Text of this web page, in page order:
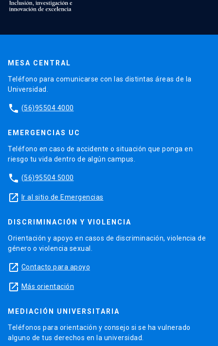
MESA CENTRAL
Teléfono para comunicarse con las distintas áreas de la
Universidad.
phone (56)95504 4000
EMERGENCIAS UC
Teléfono en caso de accidente o situación que ponga en
riesgo tu vida dentro de algún campus.
phone (56)95504 5000
launch Ir al sitio de Emergencias
DISCRIMINACIÓN Y VIOLENCIA
Orientación y apoyo en casos de discriminación, violencia de
género o violencia sexual.
launch Contacto para apoyo
launch Más orientación
MEDIACIÓN UNIVERSITARIA
Teléfonos para orientación y consejo si se ha vulnerado
alguno de tus derechos en la universidad.